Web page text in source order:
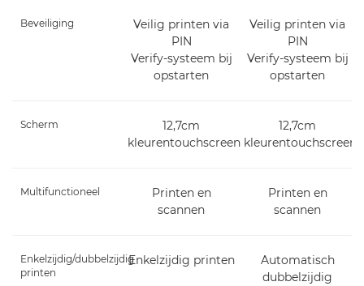
Beveiliging
Veilig printen via
PIN
Verify-systeem bij
opstarten
Veilig printen via
PIN
Verify-systeem bij
opstarten
Scherm
12,7cm
kleurentouchscreen
12,7cm
kleurentouchscreen
Multifunctioneel
Printen en
scannen
Printen en
scannen
Enkelzijdig/dubbelzijdig
printen
Enkelzijdig printen
Automatisch
dubbelzijdig